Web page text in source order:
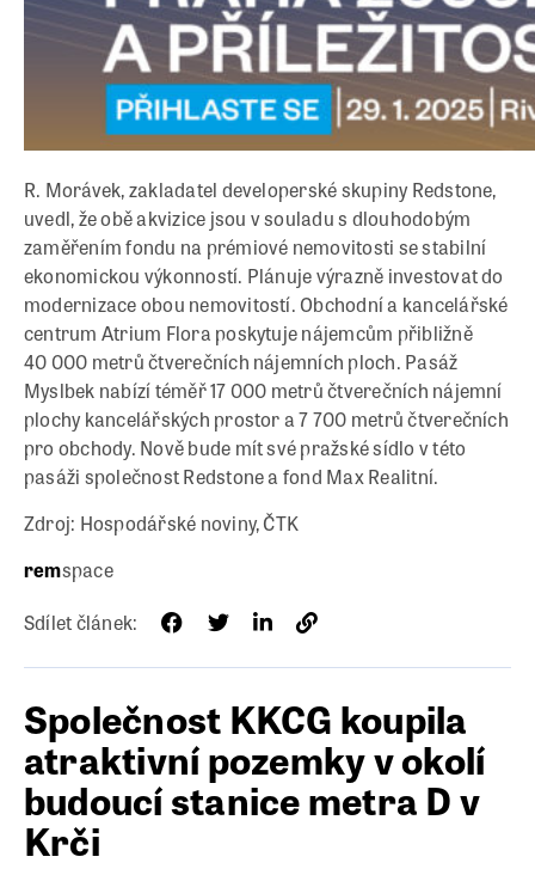
R. Morávek, zakladatel developerské skupiny Redstone,
uvedl, že obě akvizice jsou v souladu s dlouhodobým
zaměřením fondu na prémiové nemovitosti se stabilní
ekonomickou výkonností. Plánuje výrazně investovat do
modernizace obou nemovitostí. Obchodní a kancelářské
centrum Atrium Flora poskytuje nájemcům přibližně
40 000 metrů čtverečních nájemních ploch. Pasáž
Myslbek nabízí téměř 17 000 metrů čtverečních nájemní
plochy kancelářských prostor a 7 700 metrů čtverečních
pro obchody. Nově bude mít své pražské sídlo v této
pasáži společnost Redstone a fond Max Realitní.
Zdroj: Hospodářské noviny, ČTK
remspace
Sdílet článek:
Společnost KKCG koupila
atraktivní pozemky v okolí
budoucí stanice metra D v
Krči